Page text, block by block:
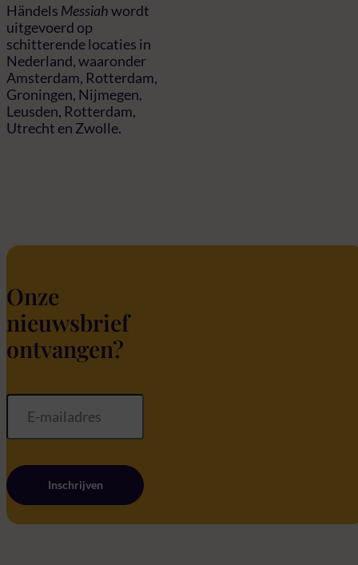
Händels Messiahwordt
uitgevoerd op
schitterende locaties in
Nederland, waaronder
Amsterdam, Rotterdam,
Groningen, Nijmegen,
Leusden, Rotterdam,
Utrecht en Zwolle.
Onze
nieuwsbrief
ontvangen?
Inschrijven